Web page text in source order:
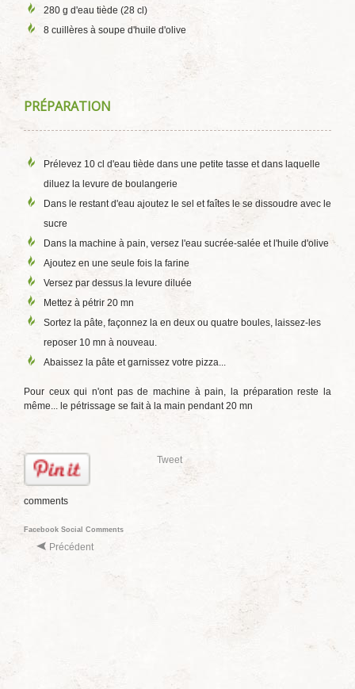
280 g d'eau tiède (28 cl)
8 cuillères à soupe d'huile d'olive
PRÉPARATION
Prélevez 10 cl d'eau tiède dans une petite tasse et dans laquelle
diluez la levure de boulangerie
Dans le restant d'eau ajoutez le sel et faîtes le se dissoudre avec le
sucre
Dans la machine à pain, versez l'eau sucrée-salée et l'huile d'olive
Ajoutez en une seule fois la farine
Versez par dessus la levure diluée
Mettez à pétrir 20 mn
Sortez la pâte, façonnez la en deux ou quatre boules, laissez-les
reposer 10 mn à nouveau.
Abaissez la pâte et garnissez votre pizza...
Pour ceux qui n'ont pas de machine à pain, la préparation reste la
même... le pétrissage se fait à la main pendant 20 mn
Tweet
comments
Facebook Social Comments
Précédent